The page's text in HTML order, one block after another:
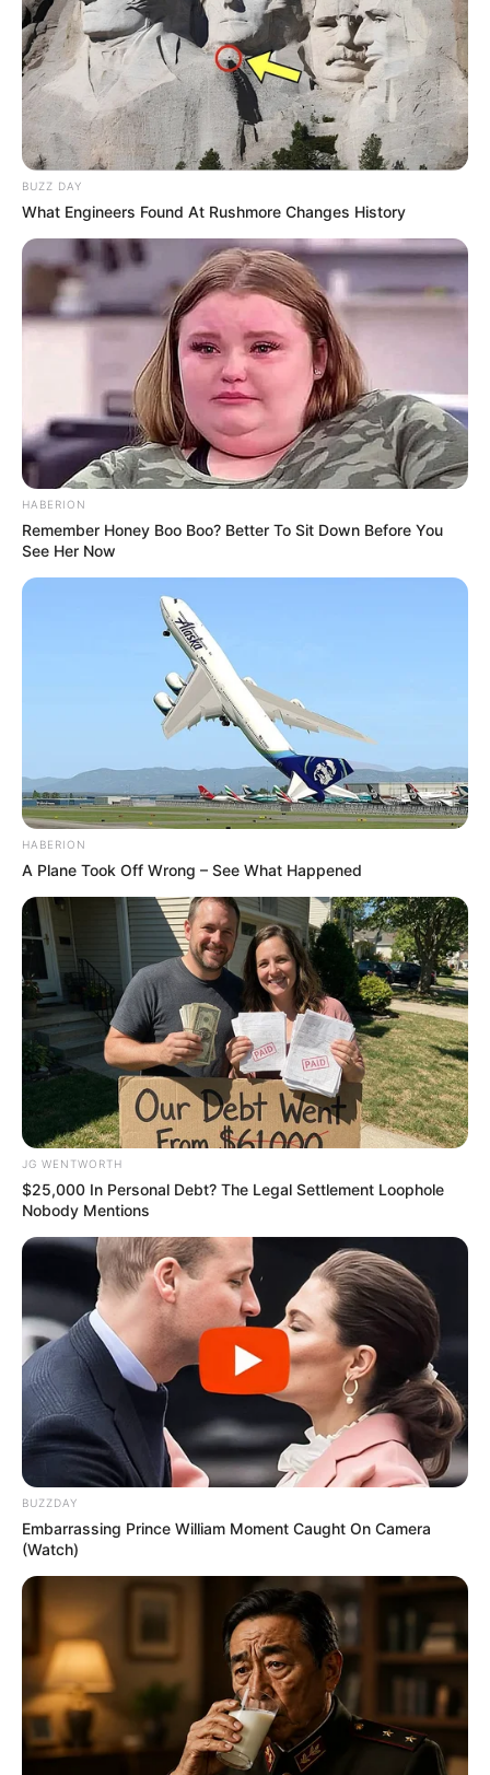
Feeling Tired? Here's The Trick To Perform Better
MEDVI
This New Will Give You An Erection After +45
MEDVI
Japan's Oldest Doctors Say Memory Loss Isn't Age:
Just Stop Eating These 3 Foods
NEUROMIND PRO
Erase Joint Agony In 7 Days With This Simple Trick!
It's Genius
FORGE BODY
Flip This Switch: Next Month Your Electric Bill Won't
Be $245 But $14
STOPWATT
BUZZ DAY
What Engineers Found At Rushmore Changes History
HABERION
Remember Honey Boo Boo? Better To Sit Down Before You
See Her Now
HABERION
A Plane Took Off Wrong – See What Happened
JG WENTWORTH
$25,000 In Personal Debt? The Legal Settlement Loophole
Nobody Mentions
BUZZDAY
Embarrassing Prince William Moment Caught On Camera
(Watch)